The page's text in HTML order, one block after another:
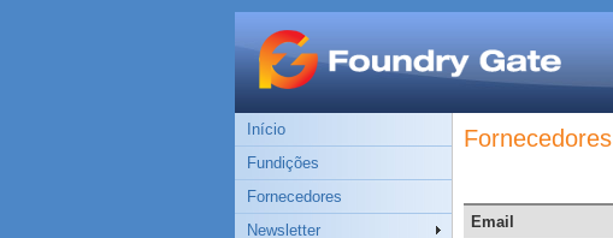
Início
Fundições
Fornecedores
Newsletter
Fornecedores
Email